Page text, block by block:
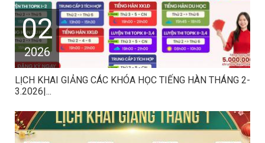
02
2026
LỊCH KHAI GIẢNG CÁC KHÓA HỌC TIẾNG HÀN THÁNG 2-
3.2026|...